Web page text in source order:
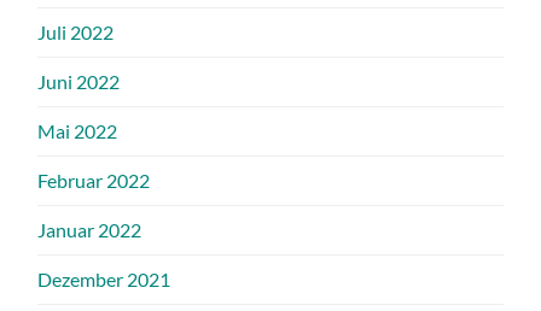
Juli 2022
Juni 2022
Mai 2022
Februar 2022
Januar 2022
Dezember 2021